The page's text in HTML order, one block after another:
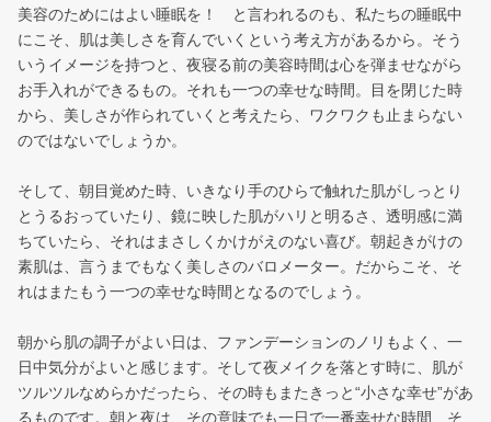
美容のためにはよい睡眠を！ と言われるのも、私たちの睡眠中
にこそ、肌は美しさを育んでいくという考え方があるから。そう
いうイメージを持つと、夜寝る前の美容時間は心を弾ませながら
お手入れができるもの。それも一つの幸せな時間。目を閉じた時
から、美しさが作られていくと考えたら、ワクワクも止まらない
のではないでしょうか。
そして、朝目覚めた時、いきなり手のひらで触れた肌がしっとり
とうるおっていたり、鏡に映した肌がハリと明るさ、透明感に満
ちていたら、それはまさしくかけがえのない喜び。朝起きがけの
素肌は、言うまでもなく美しさのバロメーター。だからこそ、そ
れはまたもう一つの幸せな時間となるのでしょう。
朝から肌の調子がよい日は、ファンデーションのノリもよく、一
日中気分がよいと感じます。そして夜メイクを落とす時に、肌が
ツルツルなめらかだったら、その時もまたきっと“小さな幸せ”があ
るものです。朝と夜は、その意味でも一日で一番幸せな時間、そ